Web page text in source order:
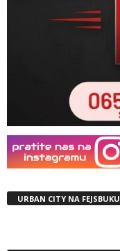
URBAN CITY NA FEJSBUKU